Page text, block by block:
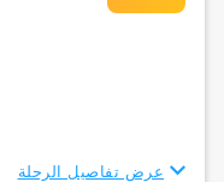
عرض تفاصيل الرحلة